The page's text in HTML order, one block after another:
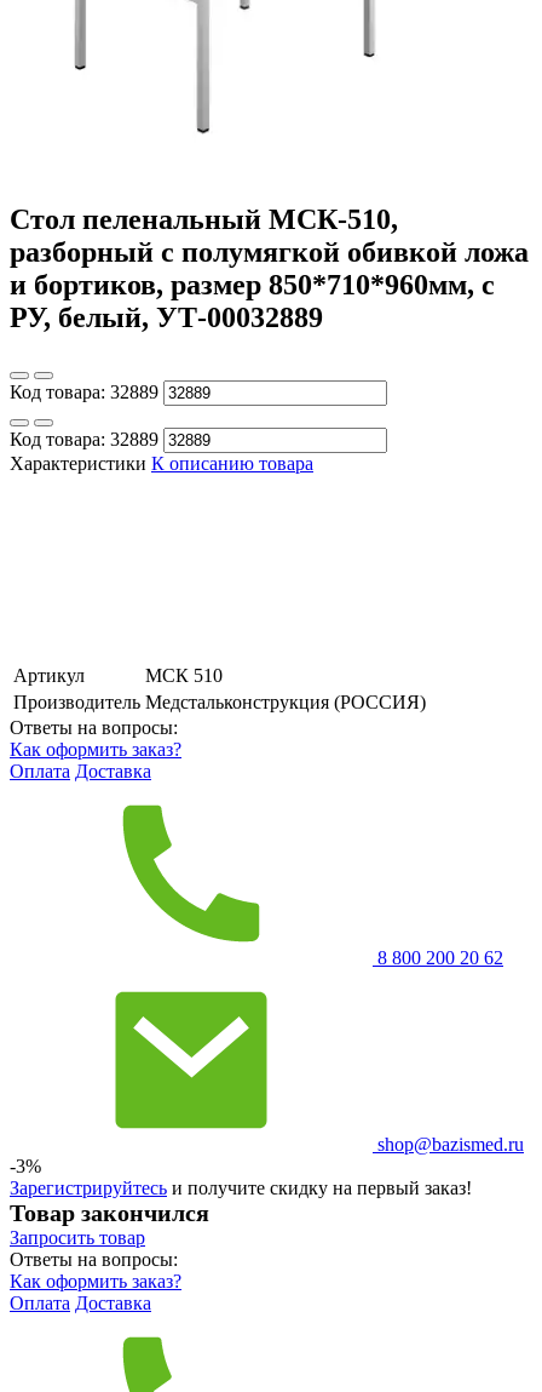
Стол пеленальный МСК-510,
разборный с полумягкой обивкой ложа
и бортиков, размер 850*710*960мм, с
РУ, белый, УТ-00032889
Код товара: 32889
Код товара: 32889
Характеристики К описанию товара
Артикул
МСК 510
Производитель Медстальконструкция (РОССИЯ)
Ответы на вопросы:
Как оформить заказ?
Оплата Доставка
8 800 200 20 62
shop@bazismed.ru
-3%
Зарегистрируйтесь и получите скидку на первый заказ!
Товар закончился
Запросить товар
Ответы на вопросы:
Как оформить заказ?
Оплата Доставка